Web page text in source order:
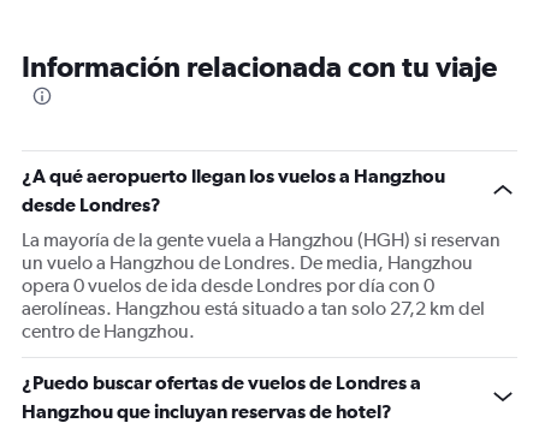
categories.
The
Y
axis
displaying
values.
Range:
0
to
1800.
Información relacionada con tu viaje
¿A qué aeropuerto llegan los vuelos a Hangzhou
desde Londres?
La mayoría de la gente vuela a Hangzhou (HGH) si reservan
un vuelo a Hangzhou de Londres. De media, Hangzhou
opera 0 vuelos de ida desde Londres por día con 0
aerolíneas. Hangzhou está situado a tan solo 27,2 km del
centro de Hangzhou.
¿Puedo buscar ofertas de vuelos de Londres a
Hangzhou que incluyan reservas de hotel?